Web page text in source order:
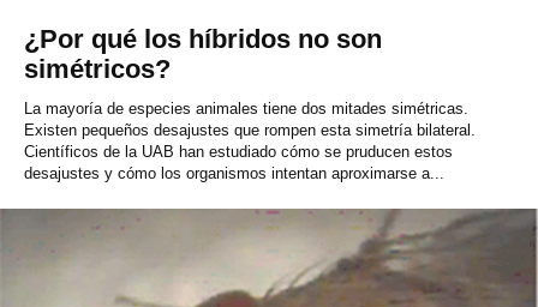
¿Por qué los híbridos no son
simétricos?
La mayoría de especies animales tiene dos mitades simétricas.
Existen pequeños desajustes que rompen esta simetría bilateral.
Científicos de la UAB han estudiado cómo se pruducen estos
desajustes y cómo los organismos intentan aproximarse a...